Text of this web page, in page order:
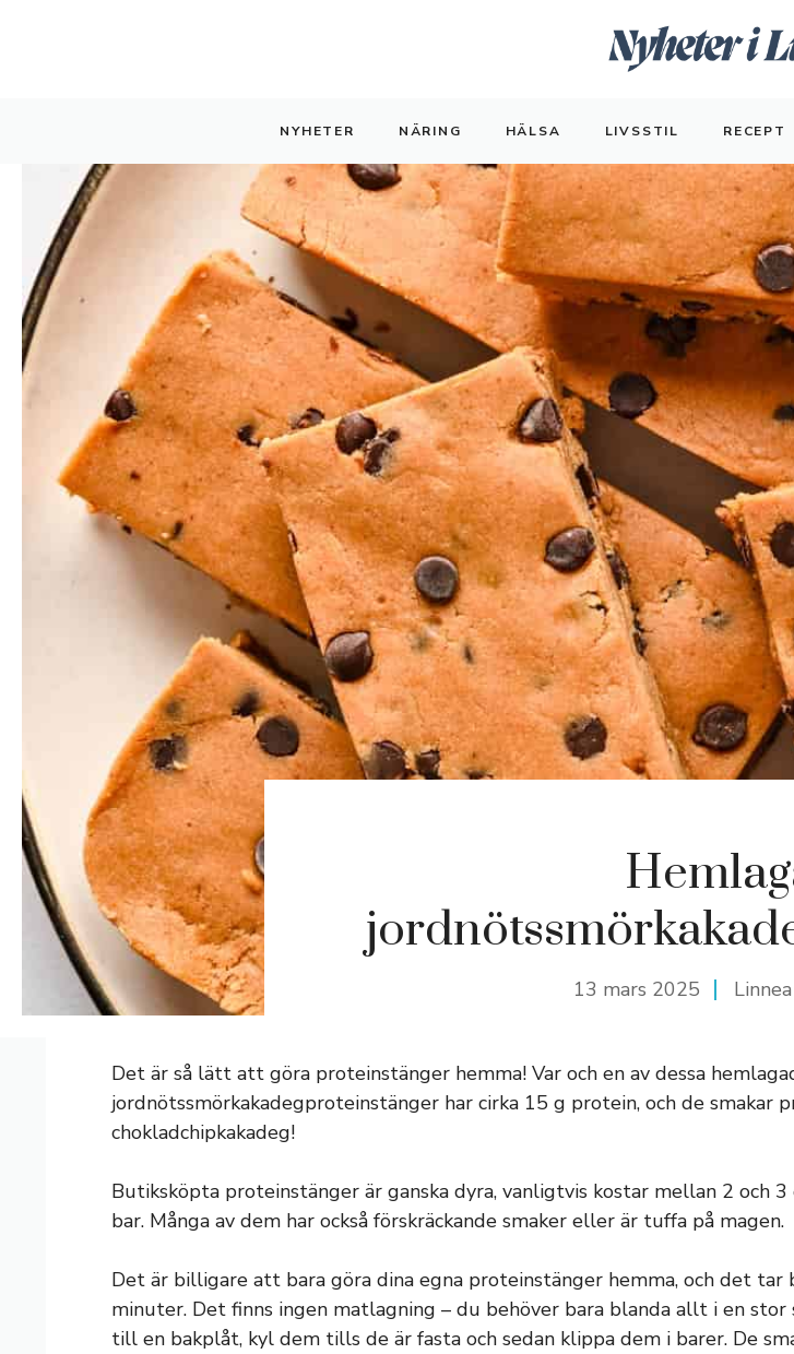
NYHETER NÄRING HÄLSA LIVSSTIL RECEPT
13 mars 2025
Det är så lätt att göra proteinstänger hemma! Var och en av dessa
jordnötssmörkakadegproteinstänger har cirka 15 g protein, och de smakar
chokladchipkakadeg!
Butiksköpta proteinstänger är ganska dyra, vanligtvis kostar mellan 2 och
bar. Många av dem har också förskräckande smaker eller är tuffa på magen.
Det är billigare att bara göra dina egna proteinstänger hemma, och det tar
minuter. Det finns ingen matlagning – du behöver bara blanda allt i en stor
till en bakplåt, kyl dem tills de är fasta och sedan klippa dem i barer. De